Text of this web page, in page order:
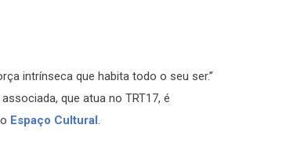
intrínseca que habita todo o seu ser.”
que atua no TRT17, é
Espaço Cultural .